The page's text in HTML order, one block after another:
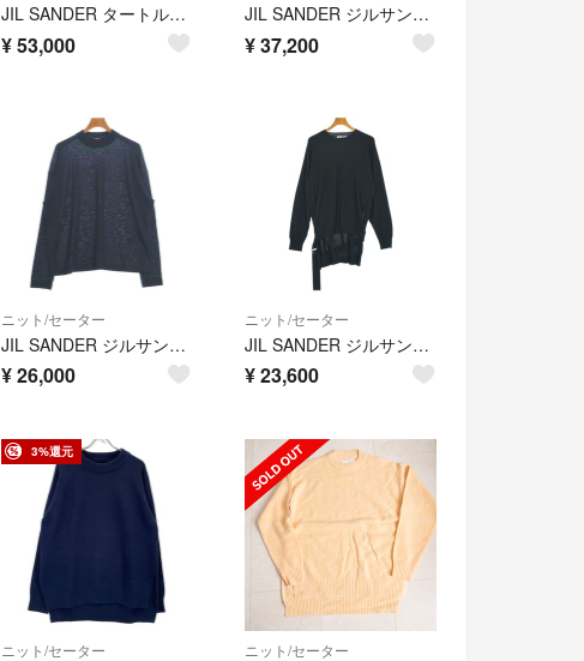
JIL SANDER タートルネックニット 上杉柊平着用
¥53,000
JIL SANDER ジルサンダー ニット・セーター L グレー 【古着】【中古】【送料無料】
¥37,200
ニット/セーター
JIL SANDER ジルサンダー ニット・セーター L 紺 【古着】【中古】【送料無料】
¥26,000
ニット/セーター
JIL SANDER ジルサンダー ニット・セーター M 黒 【古着】【中古】【送料無料】
¥23,600
3%還元
ニット/セーター ニット/セーター